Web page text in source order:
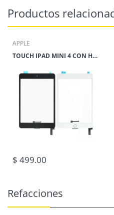
Productos
APPLE
TOUCH IPAD MINI 4 CON HOME
$ 499.00
Refacciones